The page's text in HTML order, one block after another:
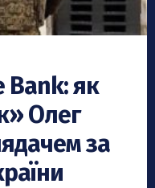
Bank: як
Олег
за